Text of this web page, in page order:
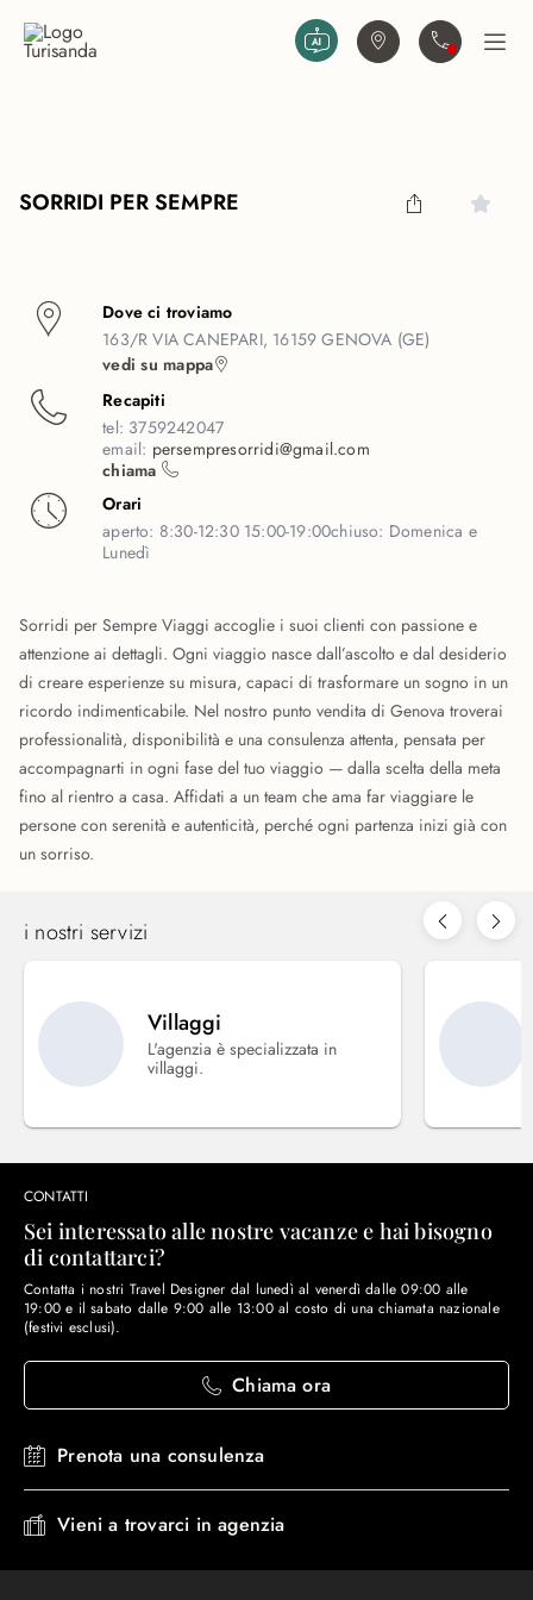
Trova agenziaContattaciApri
SORRIDI PER SEMPRE
Dove ci troviamo
163/R VIA CANEPARI, 16159 GENOVA (GE)
vedi su mappa
Recapiti
tel: 3759242047
email: persempresorridi@gmail.com
chiama
Orari
aperto: 8:30-12:30 15:00-19:00chiuso: Domenica e
Lunedì
Sorridi per Sempre Viaggi accoglie i suoi clienti con passione e
attenzione ai dettagli. Ogni viaggio nasce dall’ascolto e dal desiderio
di creare esperienze su misura, capaci di trasformare un sogno in un
ricordo indimenticabile. Nel nostro punto vendita di Genova troverai
professionalità, disponibilità e una consulenza attenta, pensata per
accompagnarti in ogni fase del tuo viaggio — dalla scelta della meta
fino al rientro a casa. Affidati a un team che ama far viaggiare le
persone con serenità e autenticità, perché ogni partenza inizi già con
un sorriso.
i nostri servizi
Villaggi
L'agenzia è specializzata in
villaggi.
CONTATTI
Sei interessato alle nostre vacanze e hai bisogno
di contattarci?
Contatta i nostri Travel Designer dal lunedì al venerdì dalle 09:00 alle
19:00 e il sabato dalle 9:00 alle 13:00 al costo di una chiamata nazionale
(festivi esclusi).
Chiama ora
Prenota una consulenza
Vieni a trovarci in agenzia